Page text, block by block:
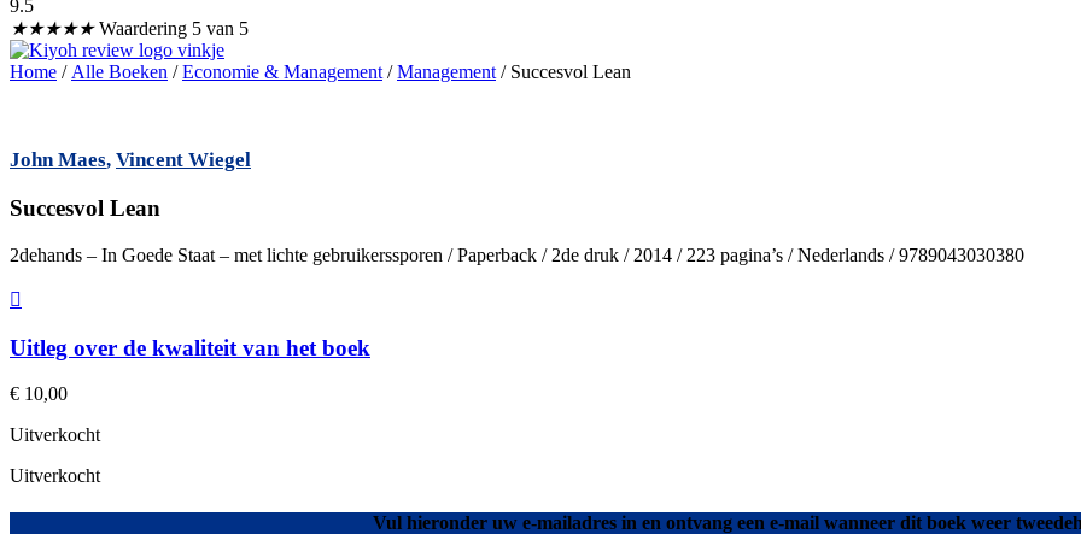
9.5
★★★★★ Waardering 5 van 5
Home / Alle Boeken /Economie & Management /Management / Succesvol Lean
John Maes, Vincent Wiegel
Succesvol Lean
2dehands – In Goede Staat – met lichte gebruikerssporen / Paperback / 2de druk / 2014 / 223 pagina’s / Nederlands / 9789043030380
Uitleg over de kwaliteit van het boek
€ 10,00
Uitverkocht
Uitverkocht
Vul hieronder uw e-mailadres in en ontvang een e-mail wanneer dit boek weer